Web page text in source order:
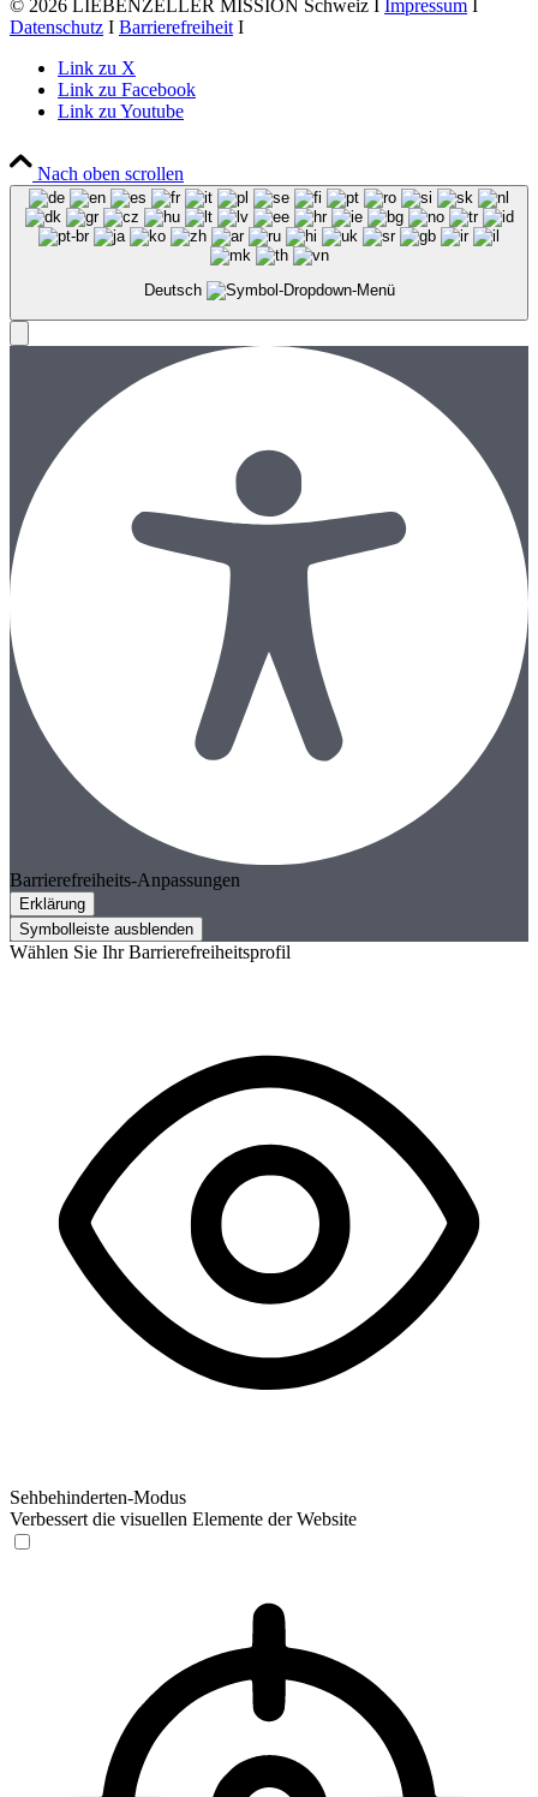
© 2026 LIEBENZELLER MISSION Schweiz I Impressum
Datenschutz I Barrierefreiheit I
Link zu X
Link zu Facebook
Link zu Youtube
Nach oben scrollen
Deutsch
Barrierefreiheits-Anpassungen
Erklärung
Symbolleiste ausblenden
Wählen Sie Ihr Barrierefreiheitsprofil
Sehbehinderten-Modus
Verbessert die visuellen Elemente der Website